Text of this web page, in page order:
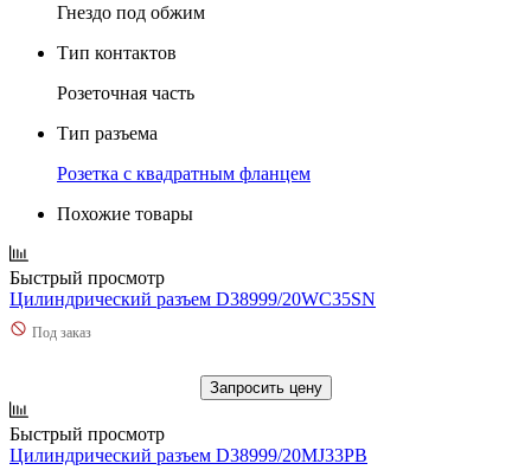
Гнездо под обжим
Тип контактов
Розеточная часть
Тип разъема
Розетка с квадратным фланцем
Похожие товары
Быстрый просмотр
Цилиндрический разъем D38999/20WC35SN
Под заказ
Запросить цену
Быстрый просмотр
Цилиндрический разъем D38999/20MJ33PB